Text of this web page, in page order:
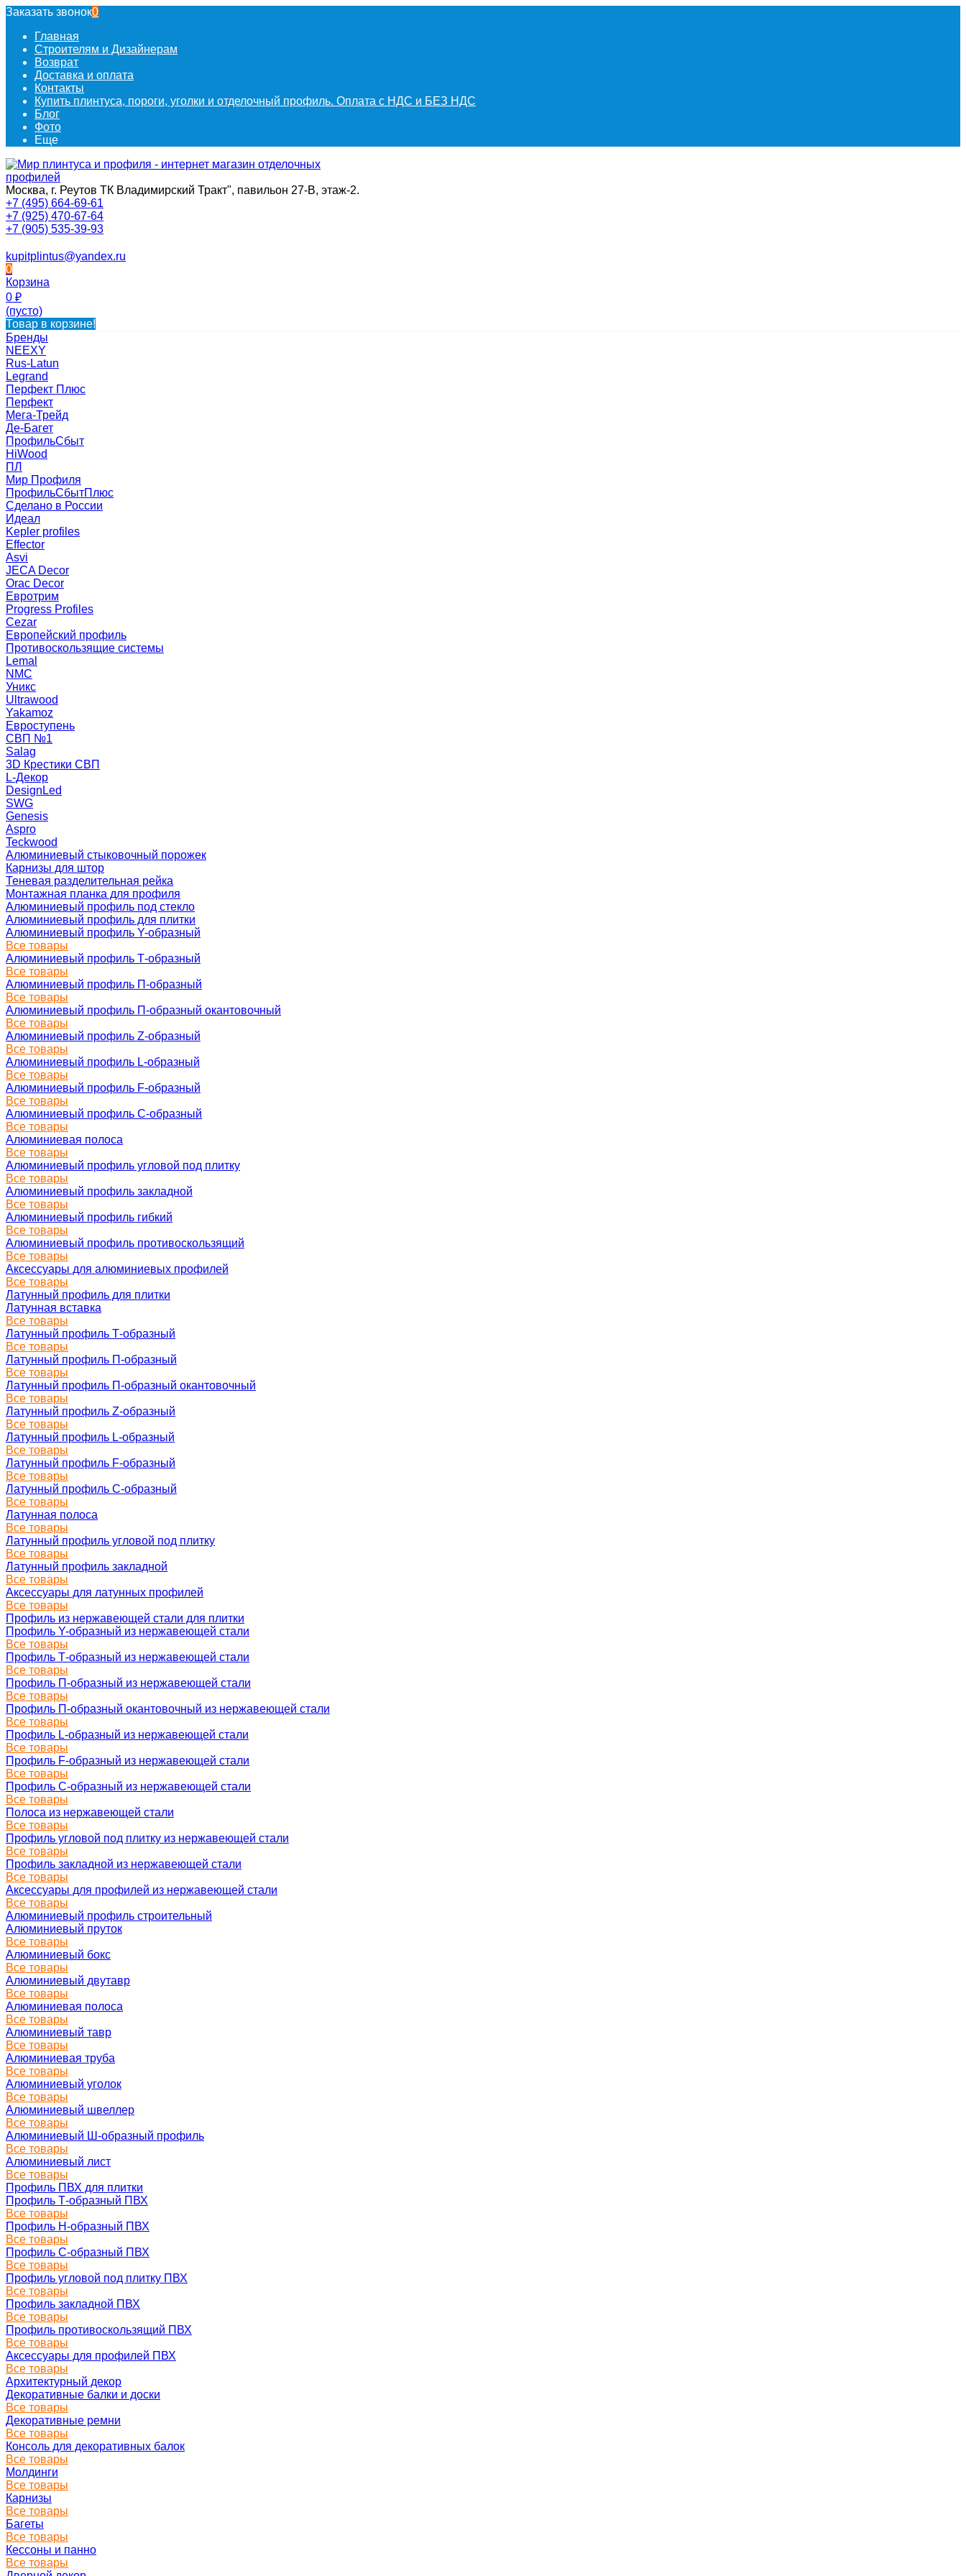
Заказать звонок0
Главная
Строителям и Дизайнерам
Возврат
Доставка и оплата
Контакты
Купить плинтуса, пороги, уголки и отделочный профиль. Оплата с НДС и БЕЗ НДС
Блог
Фото
Еще
Москва, г. Реутов ТК Владимирский Тракт", павильон 27-В, этаж-2.
+7 (495) 664-69-61
+7 (925) 470-67-64
+7 (905) 535-39-93
kupitplintus@yandex.ru
0
Корзина
0 ₽
(пусто)
Товар в корзине!
Бренды
NEEXY
Rus-Latun
Legrand
Перфект Плюс
Перфект
Мега-Трейд
Де-Багет
ПрофильСбыт
HiWood
ПЛ
Мир Профиля
ПрофильСбытПлюс
Сделано в России
Идеал
Kepler profiles
Effector
Asvi
JECA Decor
Orac Decor
Евротрим
Progress Profiles
Cezar
Европейский профиль
Противоскользящие системы
Lemal
NMC
Уникс
Ultrawood
Yakamoz
Евроступень
СВП №1
Salag
3D Крестики СВП
L-Декор
DesignLed
SWG
Genesis
Aspro
Teckwood
Алюминиевый стыковочный порожек
Карнизы для штор
Теневая разделительная рейка
Монтажная планка для профиля
Алюминиевый профиль под стекло
Алюминиевый профиль для плитки
Алюминиевый профиль Y-образный
Все товары
Алюминиевый профиль Т-образный
Все товары
Алюминиевый профиль П-образный
Все товары
Алюминиевый профиль П-образный окантовочный
Все товары
Алюминиевый профиль Z-образный
Все товары
Алюминиевый профиль L-образный
Все товары
Алюминиевый профиль F-образный
Все товары
Алюминиевый профиль C-образный
Все товары
Алюминиевая полоса
Все товары
Алюминиевый профиль угловой под плитку
Все товары
Алюминиевый профиль закладной
Все товары
Алюминиевый профиль гибкий
Все товары
Алюминиевый профиль противоскользящий
Все товары
Аксессуары для алюминиевых профилей
Все товары
Латунный профиль для плитки
Латунная вставка
Все товары
Латунный профиль Т-образный
Все товары
Латунный профиль П-образный
Все товары
Латунный профиль П-образный окантовочный
Все товары
Латунный профиль Z-образный
Все товары
Латунный профиль L-образный
Все товары
Латунный профиль F-образный
Все товары
Латунный профиль C-образный
Все товары
Латунная полоса
Все товары
Латунный профиль угловой под плитку
Все товары
Латунный профиль закладной
Все товары
Аксессуары для латунных профилей
Все товары
Профиль из нержавеющей стали для плитки
Профиль Y-образный из нержавеющей стали
Все товары
Профиль Т-образный из нержавеющей стали
Все товары
Профиль П-образный из нержавеющей стали
Все товары
Профиль П-образный окантовочный из нержавеющей стали
Все товары
Профиль L-образный из нержавеющей стали
Все товары
Профиль F-образный из нержавеющей стали
Все товары
Профиль C-образный из нержавеющей стали
Все товары
Полоса из нержавеющей стали
Все товары
Профиль угловой под плитку из нержавеющей стали
Все товары
Профиль закладной из нержавеющей стали
Все товары
Аксессуары для профилей из нержавеющей стали
Все товары
Алюминиевый профиль строительный
Алюминиевый пруток
Все товары
Алюминиевый бокс
Все товары
Алюминиевый двутавр
Все товары
Алюминиевая полоса
Все товары
Алюминиевый тавр
Все товары
Алюминиевая труба
Все товары
Алюминиевый уголок
Все товары
Алюминиевый швеллер
Все товары
Алюминиевый Ш-образный профиль
Все товары
Алюминиевый лист
Все товары
Профиль ПВХ для плитки
Профиль Т-образный ПВХ
Все товары
Профиль H-образный ПВХ
Все товары
Профиль C-образный ПВХ
Все товары
Профиль угловой под плитку ПВХ
Все товары
Профиль закладной ПВХ
Все товары
Профиль противоскользящий ПВХ
Все товары
Аксессуары для профилей ПВХ
Все товары
Архитектурный декор
Декоративные балки и доски
Все товары
Декоративные ремни
Все товары
Консоль для декоративных балок
Все товары
Молдинги
Все товары
Карнизы
Все товары
Багеты
Все товары
Кессоны и панно
Все товары